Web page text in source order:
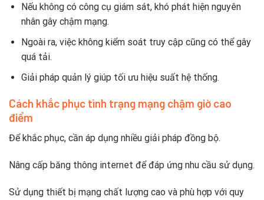
Nếu không có công cụ giám sát, khó phát hiện nguyên
nhân gây chậm mạng.
Ngoài ra, việc không kiểm soát truy cập cũng có thể gây
quá tải.
Giải pháp quản lý giúp tối ưu hiệu suất hệ thống.
Cách khắc phục tình trạng mạng chậm giờ cao
điểm
Để khắc phục, cần áp dụng nhiều giải pháp đồng bộ.
Nâng cấp băng thông internet để đáp ứng nhu cầu sử dụng.
Sử dụng thiết bị mạng chất lượng cao và phù hợp với quy